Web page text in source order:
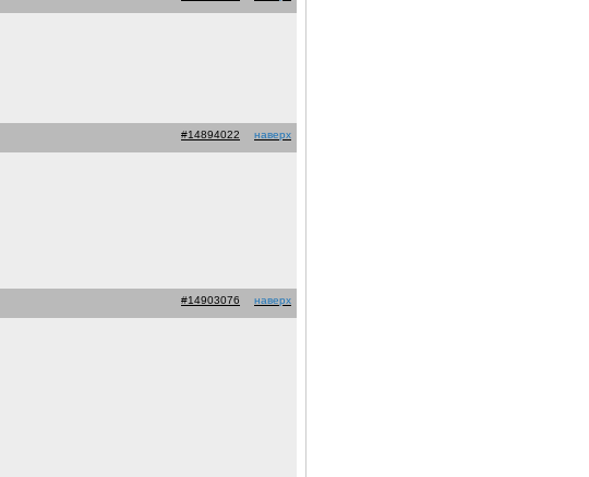
#14894022 наверх
#14903076 наверх